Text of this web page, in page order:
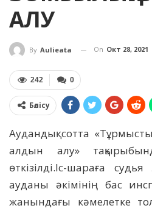
АЛУ
By Aulieata On Окт 28, 2021
0
242
Бөлісу
Аудандық сотта
алдын алу»
өткізілді.Іс-шараға
ауданы әкімінің бас
жанындағы кәмелетке